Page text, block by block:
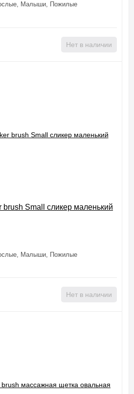
Малыши, Пожилые
Нет в наличии
brush Small сликер маленький
Миниатюрные), Кошки (Средние,
Малыши, Пожилые
Нет в наличии